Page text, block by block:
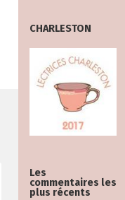
CHARLESTON
Les
commentaires les
plus récents